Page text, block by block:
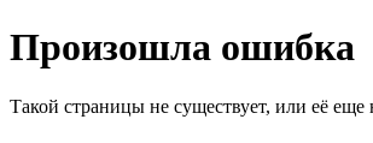
Произошла ошибка
Такой страницы не существует, или её еще